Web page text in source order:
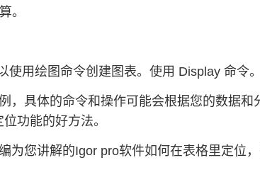
。
用绘图命令创建图表。使用 Display 命令。
，具体的命令和操作可能会根据您的数据
功能的好方法。
为您讲解的Igor pro软件如何在表格里定位